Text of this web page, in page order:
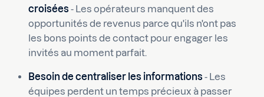
croisées - Les opérateurs manquent des
opportunités de revenus parce qu'ils n'ont pas
les bons points de contact pour engager les
invités au moment parfait.
Besoin de centraliser les informations - Les
équipes perdent un temps précieux à passer